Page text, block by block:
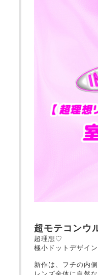
超モテコンウ
超理想♡
極小ドットデザイン
新作は、フチの内
レンズ全体に自然